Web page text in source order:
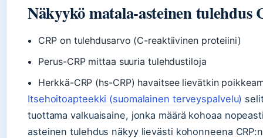
Näkyykö matala-asteinen tulehdus
CRP on tulehdusarvo (C-reaktiivinen proteiini)
Perus-CRP mittaa suuria tulehdustiloja
Herkkä-CRP (hs-CRP) havaitsee lievätkin
Itsehoitoapteekki (suomalainen terveyspalvelu)
tuottama valkuaisaine, jonka määrä kohoaa
asteinen tulehdus näkyy lievästi kohonneena